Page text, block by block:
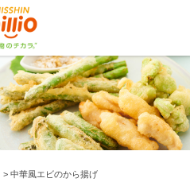
中華風エビのから揚げ